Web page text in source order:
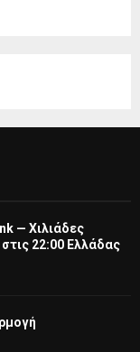
— Χιλιάδες
22:00 Ελλάδας